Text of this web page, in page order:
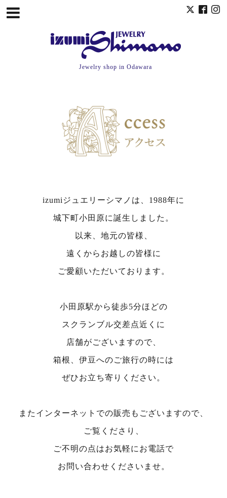
Jewelry shop in Odawara
izumiジュエリーシマノは、1988年に
城下町小田原に誕生しました。
以来、地元の皆様、
遠くからお越しの皆様に
ご愛顧いただいております。
小田原駅から徒歩5分ほどの
スクランブル交差点近くに
店舗がございますので、
箱根、伊豆へのご旅行の時には
ぜひお立ち寄りください。
またインターネットでの販売もございますので、
ご覧くださり、
ご不明の点はお気軽にお電話で
お問い合わせくださいませ。